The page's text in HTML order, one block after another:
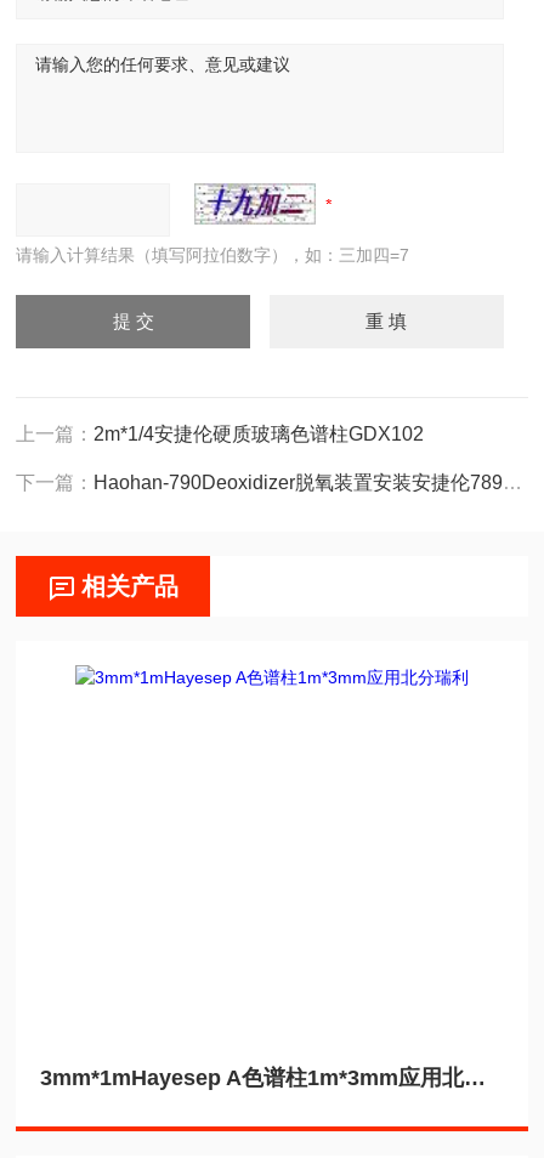
请输入计算结果（填写阿拉伯数字），如：三加四=7
上一篇： 2m*1/4安捷伦硬质玻璃色谱柱GDX102
下一篇： Haohan-790Deoxidizer脱氧装置安装安捷伦7890气相色谱仪
相关产品
3mm*1mHayesep A色谱柱1m*3mm应用北分瑞利